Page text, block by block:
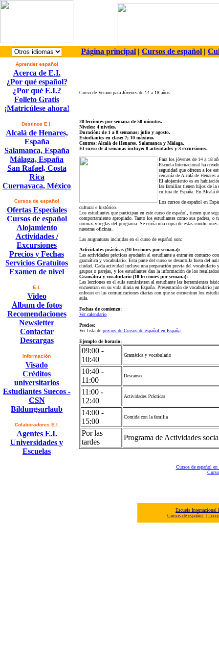
Página principal | Cursos de español |
Aprender español
Acerca de E.I.
¿Por qué español?
¿Por qué E.I.?
Folleto Gratis
¡Matricúlese ahora!
Destinos E.I.
Alcalá de Henares,
España
Salamanca, España
Málaga, España
San Rafael, Costa
Rica
Cuernavaca, México
Cursos de español
Ofertas Especiales
Cursos de español
Alojamiento
Actividades /
Excursiones
Precios y Fechas
Servicios Gratuitos
Examen de nivel
E.I.
Video
Álbum de fotos
Recomendaciones
Newsletter
Contactar
Descargas
Información
Visado
Créditos
universitarios
Estudiantes Suecos -
CSN
Bildungsurlaub
Colaboradores E.I.
Agentes E.I.
Universidades y
Escuelas
Curso de Verano para Jóvenes de 14 a 18 años
20 lecciones por semana de 50 minutos.
Niveles: 4 niveles.
Duración: de 1 a 8 semanas; julio y agosto.
Estudiantes en clase: 7; 10 máximo.
Centros: Alcalá de Henares, Salamanca y Málaga.
El curso de 4 semanas incluye: 8 actividades y 3 excursiones.
Para los jóvenes de 14 a 18
Escuela Internacional ha
seguridad que ofrecen a los
cercanía de Alcalá de Henares
El alojamiento es en
las familias tienen hijos de la
cultura de España. En Alcalá
Los cursos de español en
cultural e histórico.
Los estudiantes que participan en este curso de español, tienen que
comportamiento apropiado. Tanto los estudiantes como sus padres, o
normas y reglas del programa. Se envía una copia de estas
nuestras oficinas.
Las asignaturas incluidas en el curso de español son:
Actividades prácticas (10 lecciones por semana):
Las actividades prácticas ayudarán al estudiante a entrar en contacto
gramática y vocabulario. Esta parte del curso se desarrolla fuera del
ciudad. Cada actividad incluye una preparación previa del vocabulario
grupos o parejas, y los estudiantes dan la información de los
Gramática y vocabulario (10 lecciones por semana):
Las lecciones en el aula suministran al estudiante las herramientas
encuentran en su vida diaria en España. Presentación de vocabulario
enfocan en las comunicaciones diarias con que se encuentran los
aula.
Fechas de comienzo:
Ver calendario
Precios:
Ver lista de precios de Cursos de español en España
Ejemplo de horario:
09:00 -
10:40
Gramática y vocabulario
10:40 -
11:00
Descanso
11:00 -
12:40
Actividades Prácticas
14:00 -
15:00
Comida con la familia
Por las
tardes
Programa de Actividades
Cursos de español en
Escuela
Cursos de español
|